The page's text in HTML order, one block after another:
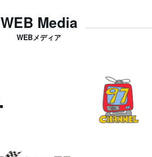
WEB Media
WEBメディア